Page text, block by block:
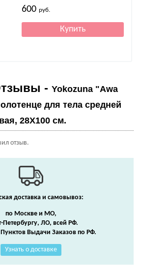
600руб.
- Yokozuna "Awa
для тела средней
28Х100 см.
отзыв.
доставка и самовывоз:
по Москве и МО,
Петербургу, ЛО, всей РФ.
Выдачи Заказов по РФ.
Узнать о доставке